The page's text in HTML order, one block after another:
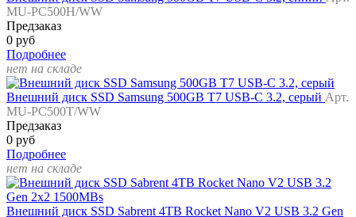
MU-PC500H/WW
Предзаказ
0 руб
Подробнее
нет на складе
Внешний диск SSD Samsung 500GB T7 USB-C 3.2, серый Арт.
MU-PC500T/WW
Предзаказ
0 руб
Подробнее
нет на складе
Внешний диск SSD Sabrent 4TB Rocket Nano V2 USB 3.2 Gen